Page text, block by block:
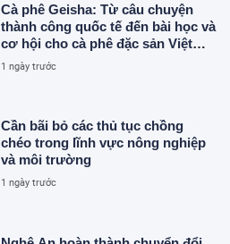
Cà phê Geisha: Từ câu chuyện
thành công quốc tế đến bài học và
cơ hội cho cà phê đặc sản Việt
Nam
1 ngày trước
Cần bãi bỏ các thủ tục chồng
chéo trong lĩnh vực nông nghiệp
và môi trường
1 ngày trước